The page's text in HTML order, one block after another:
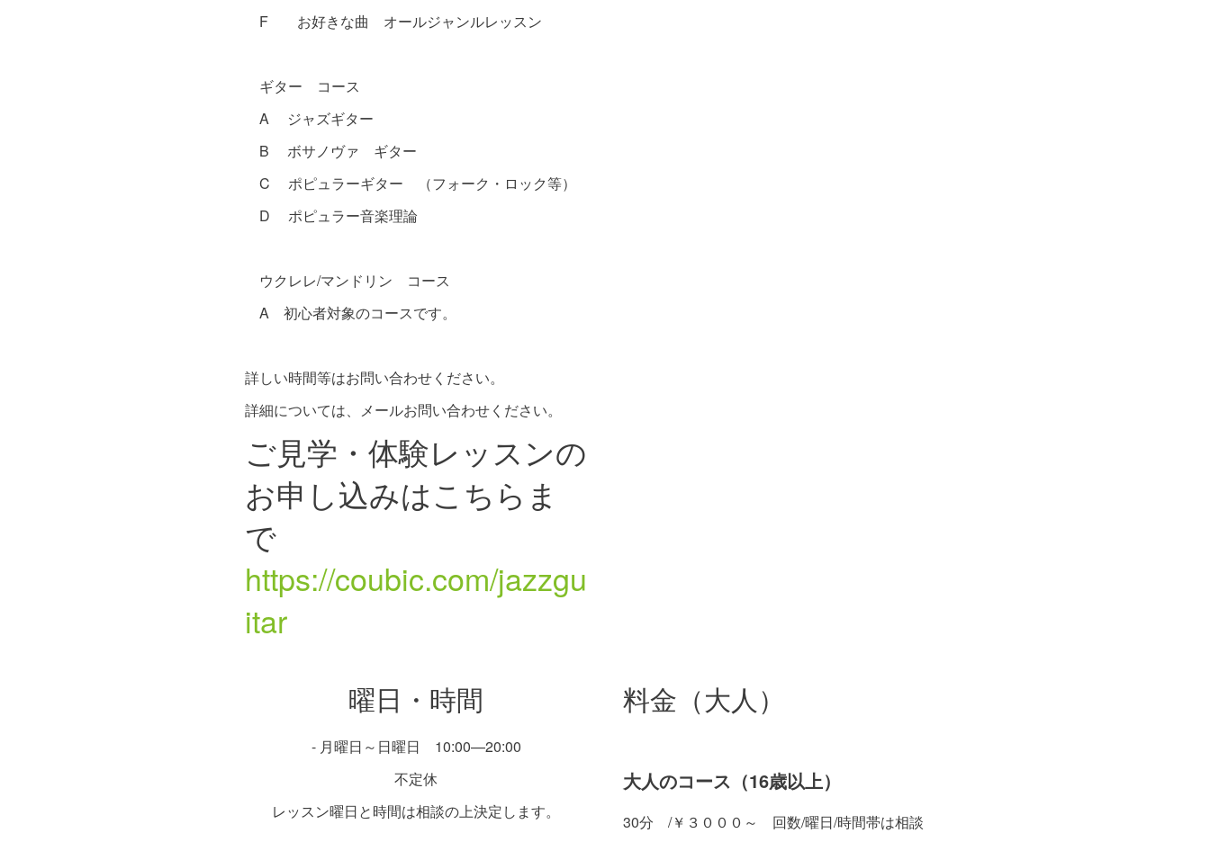
F お好きな曲 オールジャンルレッスン
ギター コース
A ジャズギター
B ボサノヴァ ギター
C ポピュラーギター （フォーク・ロック等）
D ポピュラー音楽理論
ウクレレ/マンドリン コース
A 初心者対象のコースです。
詳しい時間等はお問い合わせください。
詳細については、メールお問い合わせください。
ご見学・体験レッスンの
お申し込みはこちらま
で
https://coubic.com/jazzgu
itar
曜日・時間
- 月曜日～日曜日 10:00—20:00
不定休
レッスン曜日と時間は相談の上決定します。
料金（大人）
大人のコース（16歳以上）
30分 /￥３０００～ 回数/曜日/時間帯は相談